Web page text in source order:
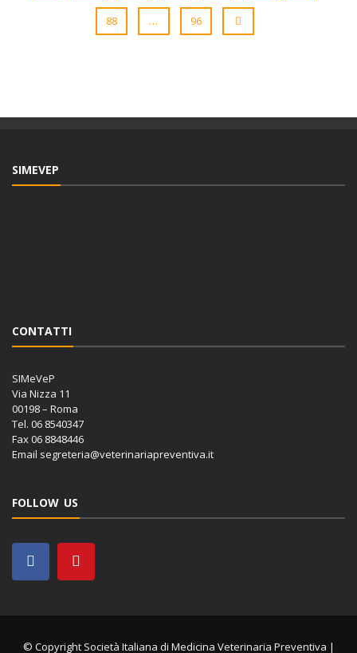
88 … 96
SIMEVEP
CONTATTI
SIMeVeP
Via Nizza 11
00198 – Roma
Tel. 06 8540347
Fax 06 8848446
Email segreteria@veterinariapreventiva.it
FOLLOW US
© Copyright Società Italiana di Medicina Veterinaria Preventiva |